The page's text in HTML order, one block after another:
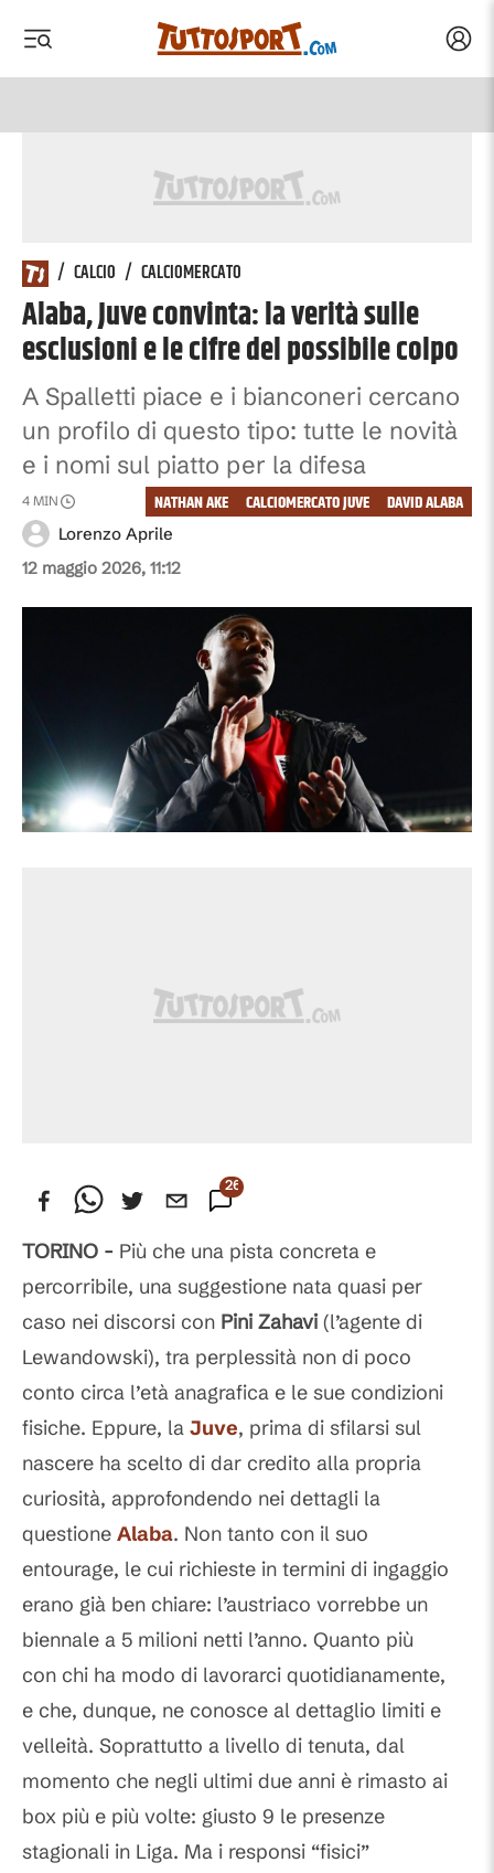
/ CALCIO / CALCIOMERCATO
Alaba, Juve convinta: la verità sulle
esclusioni e le cifre del possibile colpo
A Spalletti piace e i bianconeri cercano
un profilo di questo tipo: tutte le novità
e i nomi sul piatto per la difesa
12 maggio 2026, 11:12
Lorenzo Aprile
4 MIN DAVID ALABA
CALCIOMERCATO JUVE
NATHAN AKE
26
TORINO - Più che una pista concreta e
percorribile, una suggestione nata quasi per
caso nei discorsi con Pini Zahavi (l’agente di
Lewandowski), tra perplessità non di poco
conto circa l’età anagrafica e le sue condizioni
fisiche. Eppure, la Juve, prima di sfilarsi sul
nascere ha scelto di dar credito alla propria
curiosità, approfondendo nei dettagli la
questione Alaba. Non tanto con il suo
entourage, le cui richieste in termini di ingaggio
erano già ben chiare: l’austriaco vorrebbe un
biennale a 5 milioni netti l’anno. Quanto più
con chi ha modo di lavorarci quotidianamente,
e che, dunque, ne conosce al dettaglio limiti e
velleità. Soprattutto a livello di tenuta, dal
momento che negli ultimi due anni è rimasto ai
box più e più volte: giusto 9 le presenze
stagionali in Liga. Ma i responsi “fisici”